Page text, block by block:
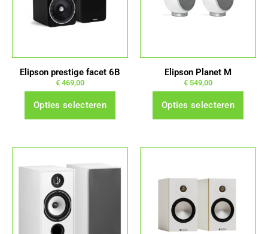
Elipson prestige facet 6B
€ 469,00
Opties selecteren
variaties.
Deze
worden
op
de
productpagina
Elipson Planet M
€ 549,00
Opties selecteren
variaties.
Deze
worden
op
de
productpagina
product
meerdere
variaties.
heeft
meerdere
variaties.